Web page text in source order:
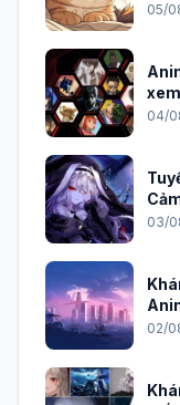
05/
04/
03/
02/